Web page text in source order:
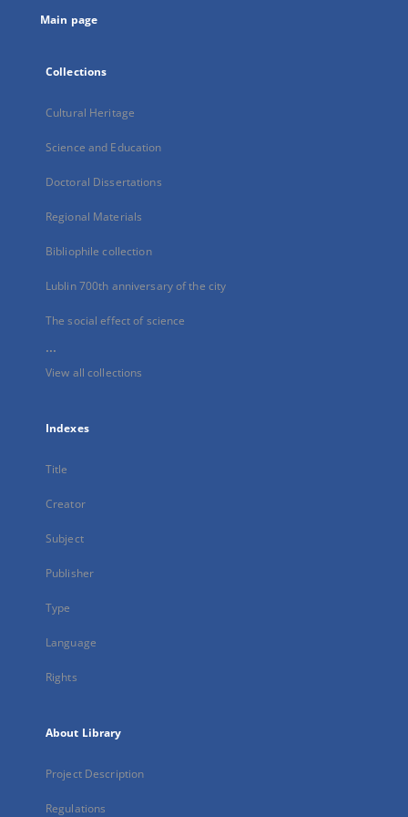
Main page
Collections
Cultural Heritage
Science and Education
Doctoral Dissertations
Regional Materials
Bibliophile collection
Lublin 700th anniversary of the city
The social effect of science
...
View all collections
Indexes
Title
Creator
Subject
Publisher
Type
Language
Rights
About Library
Project Description
Regulations